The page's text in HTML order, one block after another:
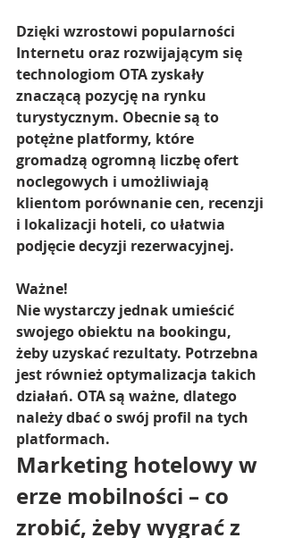
Dzięki wzrostowi popularności
Internetu oraz rozwijającym się
technologiom OTA zyskały
znaczącą pozycję na rynku
turystycznym. Obecnie są to
potężne platformy, które
gromadzą ogromną liczbę ofert
noclegowych i umożliwiają
klientom porównanie cen, recenzji
i lokalizacji hoteli, co ułatwia
podjęcie decyzji rezerwacyjnej.
Ważne!
Nie wystarczy jednak umieścić
swojego obiektu na bookingu,
żeby uzyskać rezultaty. Potrzebna
jest również optymalizacja takich
działań. OTA są ważne, dlatego
należy dbać o swój profil na tych
platformach.
Marketing hotelowy w
erze mobilności – co
zrobić, żeby wygrać z